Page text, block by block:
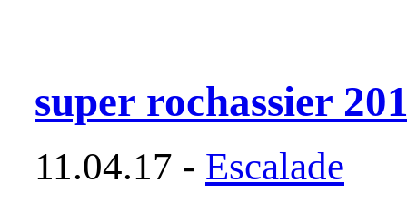
super rochassier
11.04.17 - Escalade